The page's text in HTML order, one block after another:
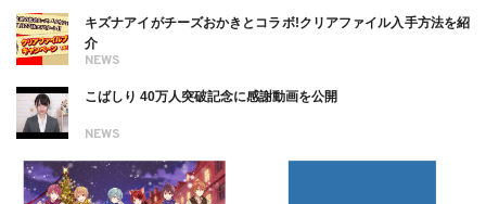
NEWS
キズナアイがチーズおかきとコラボ!クリアファイル入手方法を紹
介
NEWS
こばしり 40万人突破記念に感謝動画を公開